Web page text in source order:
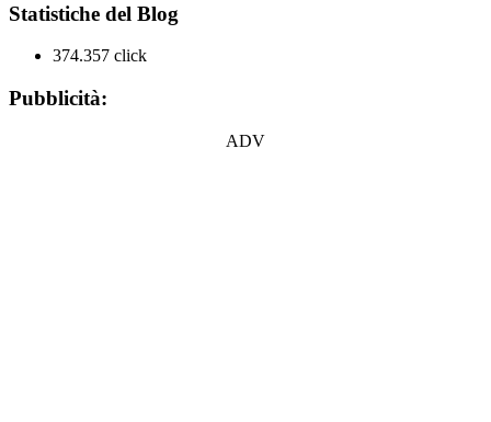
Statistiche del Blog
374.357 click
Pubblicità:
ADV